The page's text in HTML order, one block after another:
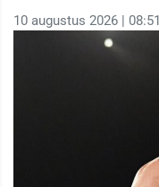
10 augustus 2026 | 08:51